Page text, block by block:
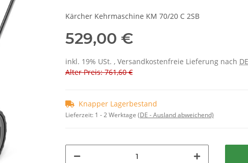
Kärcher Kehrmaschine KM 70/20 C 2SB
529,00 €
inkl. 19% USt. , Versandkostenfreie Lieferung nach DE
Alter Preis: 761,60 €
Knapper Lagerbestand
Lieferzeit: 1 - 2 Werktage (DE - Ausland abweichend)